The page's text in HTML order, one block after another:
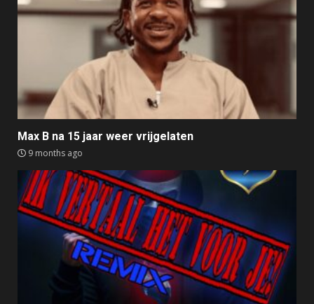
Max B na 15 jaar weer vrijgelaten
9 months ago